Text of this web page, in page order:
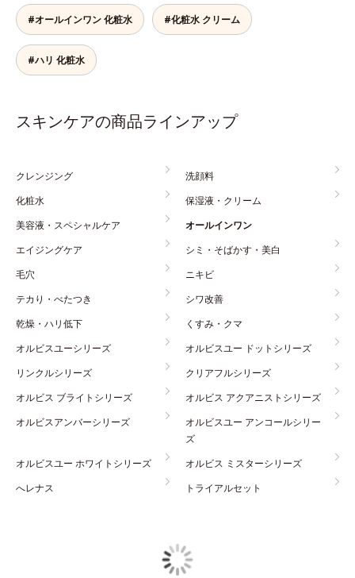
#オールインワン 化粧水 #化粧水 クリーム
#ハリ 化粧水
スキンケアの商品ラインアップ
クレンジング
洗顔料
化粧水
保湿液・クリーム
美容液・スペシャルケア
オールインワン
エイジングケア
シミ・そばかす・美白
毛穴
ニキビ
テカり・べたつき
シワ改善
乾燥・ハリ低下
くすみ・クマ
オルビスユーシリーズ
オルビスユー ドットシリーズ
リンクルシリーズ
クリアフルシリーズ
オルビス ブライトシリーズ
オルビス アクアニストシリーズ
オルビスアンバーシリーズ
オルビスユー アンコールシリー
ズ
オルビスユー ホワイトシリーズ
オルビス ミスターシリーズ
へレナス
トライアルセット